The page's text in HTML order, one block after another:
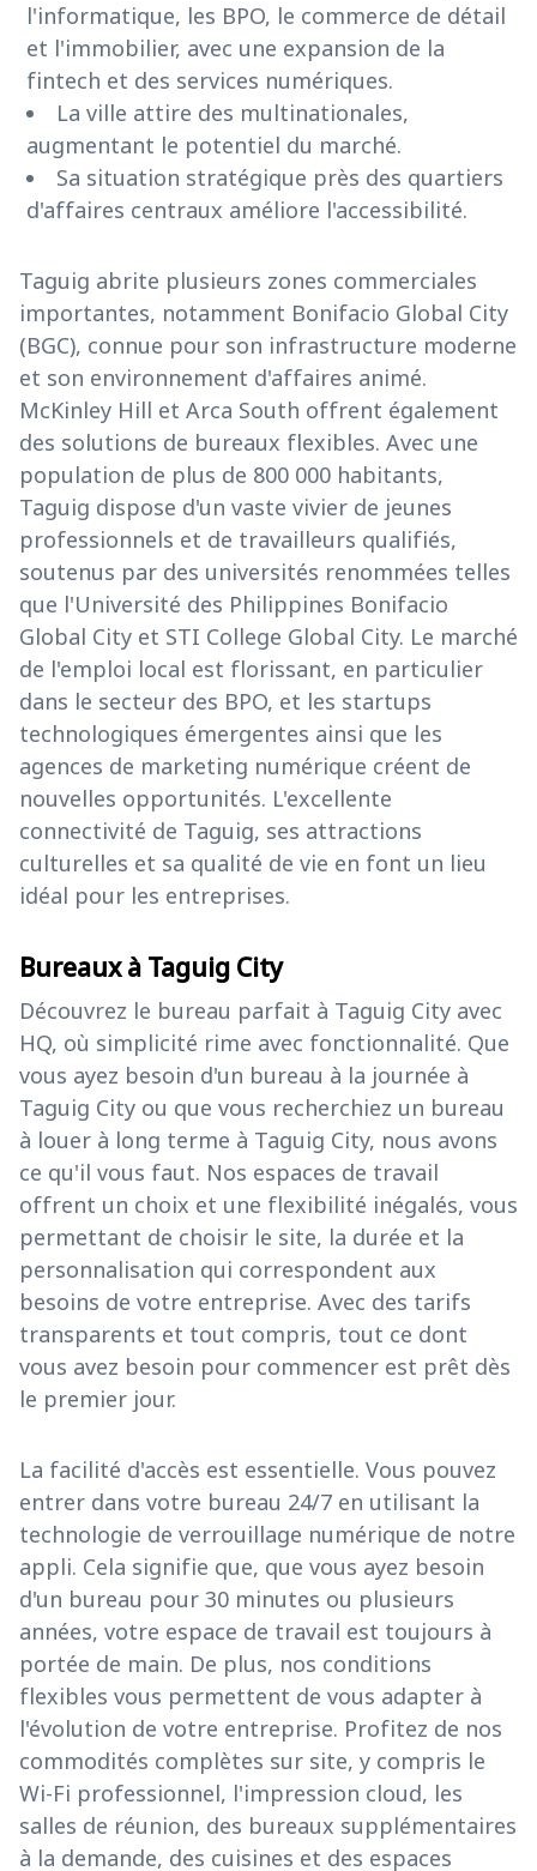
l'informatique, les BPO, le commerce de détail
et l'immobilier, avec une expansion de la
fintech et des services numériques.
La ville attire des multinationales,
augmentant le potentiel du marché.
Sa situation stratégique près des quartiers
d'affaires centraux améliore l'accessibilité.
Taguig abrite plusieurs zones commerciales
importantes, notamment Bonifacio Global City
(BGC), connue pour son infrastructure moderne
et son environnement d'affaires animé.
McKinley Hill et Arca South offrent également
des solutions de bureaux flexibles. Avec une
population de plus de 800 000 habitants,
Taguig dispose d'un vaste vivier de jeunes
professionnels et de travailleurs qualifiés,
soutenus par des universités renommées telles
que l'Université des Philippines Bonifacio
Global City et STI College Global City. Le marché
de l'emploi local est florissant, en particulier
dans le secteur des BPO, et les startups
technologiques émergentes ainsi que les
agences de marketing numérique créent de
nouvelles opportunités. L'excellente
connectivité de Taguig, ses attractions
culturelles et sa qualité de vie en font un lieu
idéal pour les entreprises.
Bureaux à Taguig City
Découvrez le bureau parfait à Taguig City avec
HQ, où simplicité rime avec fonctionnalité. Que
vous ayez besoin d'un bureau à la journée à
Taguig City ou que vous recherchiez un bureau
à louer à long terme à Taguig City, nous avons
ce qu'il vous faut. Nos espaces de travail
offrent un choix et une flexibilité inégalés, vous
permettant de choisir le site, la durée et la
personnalisation qui correspondent aux
besoins de votre entreprise. Avec des tarifs
transparents et tout compris, tout ce dont
vous avez besoin pour commencer est prêt dès
le premier jour.
La facilité d'accès est essentielle. Vous pouvez
entrer dans votre bureau 24/7 en utilisant la
technologie de verrouillage numérique de notre
appli. Cela signifie que, que vous ayez besoin
d'un bureau pour 30 minutes ou plusieurs
années, votre espace de travail est toujours à
portée de main. De plus, nos conditions
flexibles vous permettent de vous adapter à
l'évolution de votre entreprise. Profitez de nos
commodités complètes sur site, y compris le
Wi-Fi professionnel, l'impression cloud, les
salles de réunion, des bureaux supplémentaires
à la demande, des cuisines et des espaces